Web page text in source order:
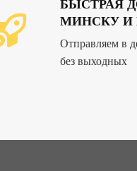
БЫСТРАЯ
МИНСКУ И
Отправляем в
без выходных